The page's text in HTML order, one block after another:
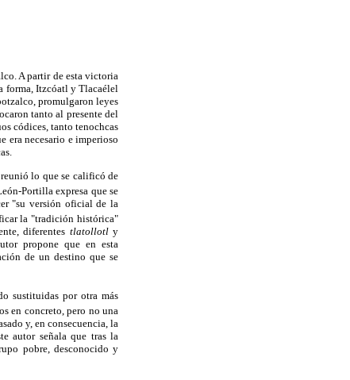
A partir de esta victoria
forma, Itzcóatl y Tlacaélel
promulgaron leyes
tanto al presente del
códices, tanto tenochcas
era necesario e imperioso
lo que se calificó de
Portilla expresa que se
"su versión oficial de la
la "tradición histórica"
diferentes tlatollotly
propone que en esta
de un destino que se
sustituidas por otra más
en concreto, pero no una
y, en consecuencia, la
autor señala que tras la
pobre, desconocido y